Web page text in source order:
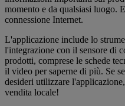
momento e da qualsiasi luogo.
connessione Internet.
L'applicazione include lo
l'integrazione con il sensore di
prodotti, comprese le schede
il video per saperne di più. Se
desideri utilizzare
vendita locale!